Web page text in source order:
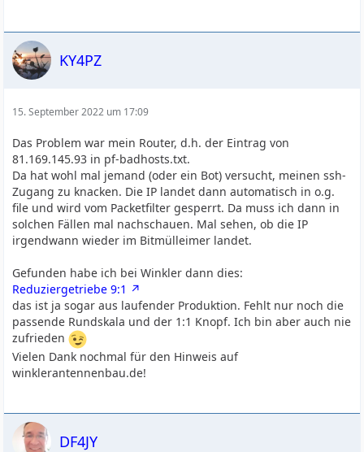
KY4PZ
15. September 2022 um 17:09
Das Problem war mein Router, d.h. der Eintrag von
81.169.145.93 in pf-badhosts.txt.
Da hat wohl mal jemand (oder ein Bot) versucht, meinen ssh-
Zugang zu knacken. Die IP landet dann automatisch in o.g.
file und wird vom Packetfilter gesperrt. Da muss ich dann in
solchen Fällen mal nachschauen. Mal sehen, ob die IP
irgendwann wieder im Bitmülleimer landet.
Gefunden habe ich bei Winkler dann dies:
Reduziergetriebe 9:1
das ist ja sogar aus laufender Produktion. Fehlt nur noch die
passende Rundskala und der 1:1 Knopf. Ich bin aber auch nie
zufrieden
Vielen Dank nochmal für den Hinweis auf
winklerantennenbau.de!
DF4JY